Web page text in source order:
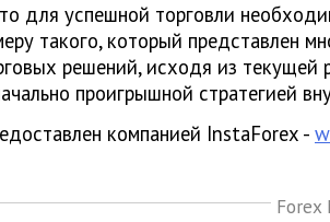
для успешной торговли
такого, который представлен
решений, исходя из текущей
проигрышной стратегией
компанией InstaForex -